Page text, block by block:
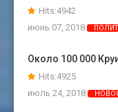
Hits:4942
июнь 07, 2018
Около 100 000
Hits:4925
июль 24, 2018